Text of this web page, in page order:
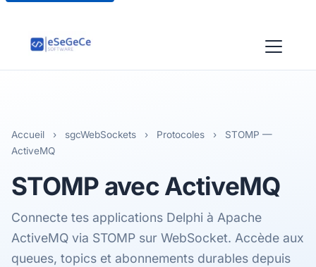
Accueil › sgcWebSockets › Protocoles ›
STOMP —
ActiveMQ
STOMP avec ActiveMQ
Connecte tes applications Delphi à Apache
ActiveMQ via STOMP sur WebSocket. Accède aux
queues, topics et abonnements durables depuis